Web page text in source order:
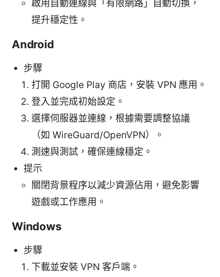
啟用自動連線與「有限網路」自動切換，
提升穩定性。
Android
步驟
打開 Google Play 商店，安裝 VPN 應用。
登入並完成初始設定。
選擇伺服器並連線，根據需要調整協議
（如 WireGuard/OpenVPN）。
測速與測試，確保連線穩定。
提示
關閉背景程序以減少資源佔用，避免影響
遊戲或工作應用。
Windows
步驟
下載並安裝 VPN 客戶端。